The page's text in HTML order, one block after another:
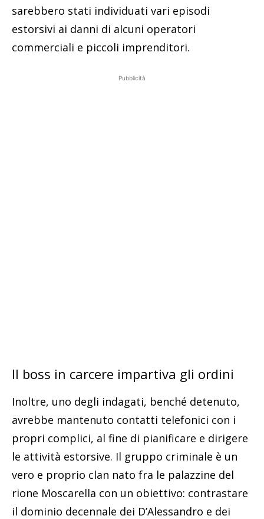
sarebbero stati individuati vari episodi
estorsivi ai danni di alcuni operatori
commerciali e piccoli imprenditori.
Pubblicità
Il boss in carcere impartiva gli ordini
Inoltre, uno degli indagati, benché detenuto,
avrebbe mantenuto contatti telefonici con i
propri complici, al fine di pianificare e dirigere
le attività estorsive. Il gruppo criminale è un
vero e proprio clan nato fra le palazzine del
rione Moscarella con un obiettivo: contrastare
il dominio decennale dei D’Alessandro e dei